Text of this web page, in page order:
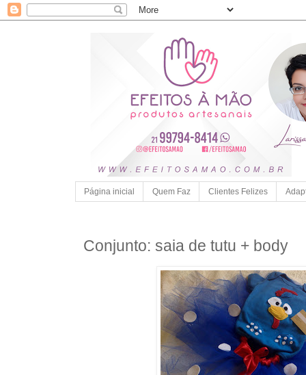
Página inicial Quem Faz Clientes Felizes
Conjunto: saia de tutu + body